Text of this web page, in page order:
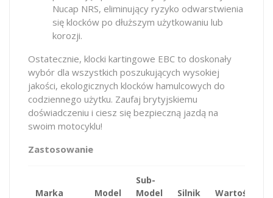
Nucap NRS, eliminujący ryzyko odwarstwienia
się klocków po dłuższym użytkowaniu lub
korozji.
Ostatecznie, klocki kartingowe EBC to doskonały
wybór dla wszystkich poszukujących wysokiej
jakości, ekologicznych klocków hamulcowych do
codziennego użytku. Zaufaj brytyjskiemu
doświadczeniu i ciesz się bezpieczną jazdą na
swoim motocyklu!
Zastosowanie
Marka Model
Sub-
Model
Silnik Wartość